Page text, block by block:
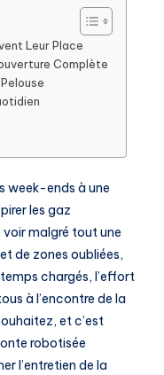
Leur Place
Complète
week-ends à une
les gaz
malgré tout une
de zones oubliées,
chargés, l’effort
à l’encontre de la
et c’est
robotisée
l’entretien de la